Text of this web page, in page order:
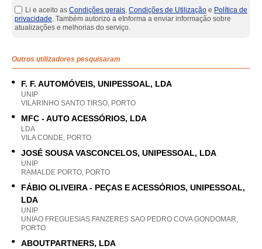
Li e aceito as Condições gerais, Condições de Utilização e Política de
privacidade. Também autorizo a eInforma a enviar informação sobre
atualizações e melhorias do serviço.
Outros utilizadores pesquisaram
F. F. AUTOMÓVEIS, UNIPESSOAL, LDA
UNIP
VILARINHO SANTO TIRSO, PORTO
MFC - AUTO ACESSÓRIOS, LDA
LDA
VILA CONDE, PORTO
JOSÉ SOUSA VASCONCELOS, UNIPESSOAL, LDA
UNIP
RAMALDE PORTO, PORTO
FÁBIO OLIVEIRA - PEÇAS E ACESSÓRIOS, UNIPESSOAL,
LDA
UNIP
UNIAO FREGUESIAS FANZERES SAO PEDRO COVA GONDOMAR,
PORTO
ABOUTPARTNERS, LDA